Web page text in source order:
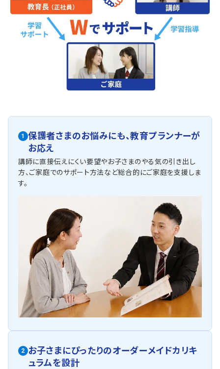
1 保護者さまのお悩みにも、教育プランナーが
お応え
講師に直接伝えにくい要望やお子さまのやる気の引き出し
方、ご家庭でのサポート方法など総合的にご家庭を支援しま
す。
2 お子さまにぴったりのオーダーメイドカリキ
ュラムを設計